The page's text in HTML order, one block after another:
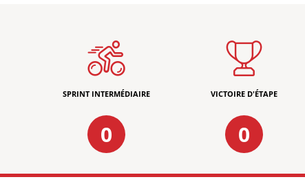
SPRINT INTERMÉDIAIRE
0
VICTOIRE D'ÉTAPE
0